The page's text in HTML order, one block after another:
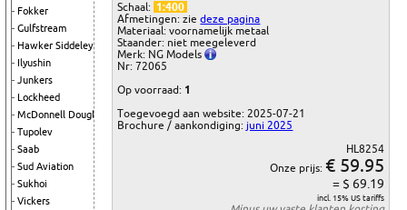
Fokker
Gulfstream
Hawker Siddeley
Ilyushin
Junkers
Lockheed
McDonnell Douglas
Tupolev
Saab
Sud Aviation
Sukhoi
Vickers
Schaal: 1:400
Afmetingen: ziedeze pagina
Materiaal: voornamelijk metaal
Staander: niet meegeleverd
Merk: NG Models
Nr: 72065
Op voorraad: 1
Toegevoegd aan website: 2025-07-21
Brochure / aankondiging: juni 2025
HL8254
Onze prijs: € 59.95
= $ 69.19
incl. 15% US tariffs